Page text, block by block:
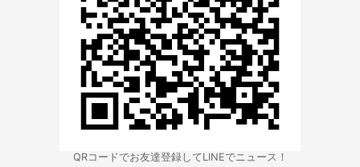
QRコードでお友達登録してLINEでニュース！